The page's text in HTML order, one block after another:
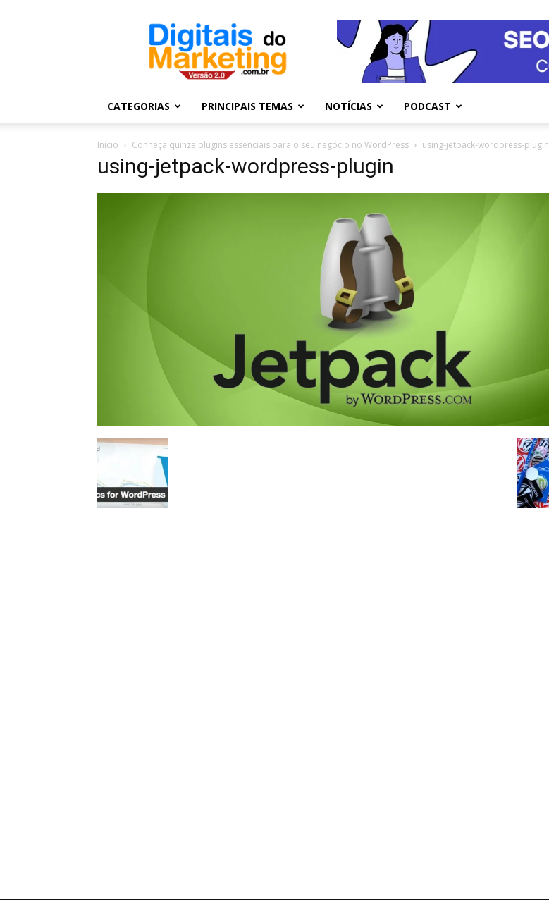
Digitais
Marketing
CATEGORIAS PRINCIPAIS TEMAS NOTÍCIAS PODCAST
Início Conheça quinze plugins essenciais para o seu negócio no WordPress using-jetpack-wordpress-plugin
using-jetpack-wordpress-plugin